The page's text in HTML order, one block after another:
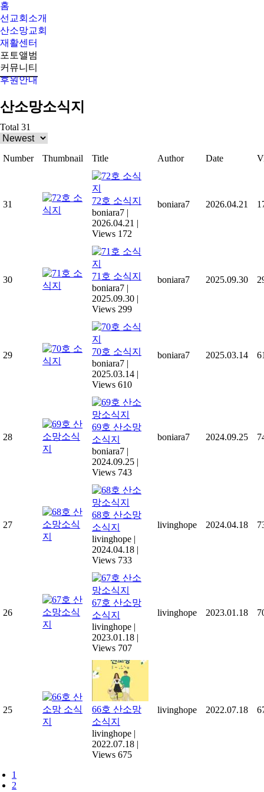
홈
선교회소개
산소망교회
재활센터
포토앨범
커뮤니티
후원안내
산소망소식지
Total 31
Number Thumbnail Title Author Date
31
72호 소식지
boniara7 |
2026.04.21 |
Views 172
boniara7 2026.04.21
30
71호 소식지
boniara7 |
2025.09.30 |
Views 299
boniara7 2025.09.30
29
70호 소식지
boniara7 |
2025.03.14 |
Views 610
boniara7 2025.03.14
28
69호 산소망
소식지
boniara7 |
2024.09.25 |
Views 743
boniara7 2024.09.25
27
68호 산소망
소식지
livinghope |
2024.04.18 |
Views 733
livinghope 2024.04.18
26
67호 산소망
소식지
livinghope |
2023.01.18 |
Views 707
livinghope 2023.01.18
25
66호 산소망
소식지
livinghope |
2022.07.18 |
Views 675
livinghope 2022.07.18
1
2